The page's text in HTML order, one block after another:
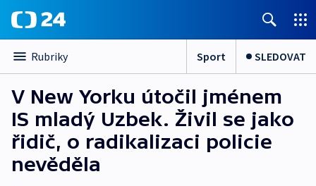
Rubriky Sport SLEDOVAT
V New Yorku útočil jménem
IS mladý Uzbek. Živil se jako
řidič, o radikalizaci policie
nevěděla